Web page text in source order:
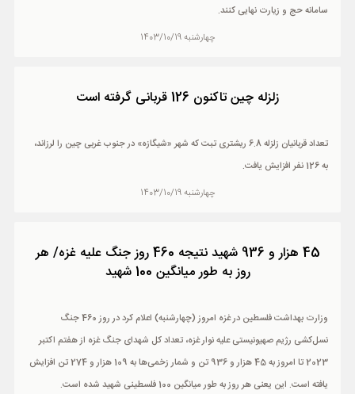
سامانه حج و زیارت نهایی کنند.
چهارشنبه 1403/10/19
زلزله چین تاکنون 126 قربانی گرفته است
تعداد قربانیان زلزله 6.8 ریشتری تبت که شهر «شیگازه» در جنوب غربی چین را لرزاند،
به 126 نفر افزایش یافت.
چهارشنبه 1403/10/19
45 هزار و 936 شهید نتیجه 460 روز جنگ علیه غزه/ هر
روز به طور میانگین 100 شهید
وزارت بهداشت فلسطین در غزه امروز (چهارشنبه) اعلام کرد در روز 460 جنگ
نسل‌کشی رژیم صهیونیستی علیه نوار غزه، تعداد کل شهدای جنگ غزه از هفتم اکتبر
2023 تا امروز به 45 هزار و 936 تن و شمار زخمی‌ها به 109 هزار و 274 تن افزایش
یافته است. این یعنی هر روز به طور میانگین 100 فلسطینی شهید شده است.